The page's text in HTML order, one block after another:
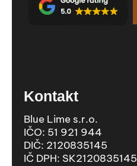
Kontakt
Blue Lime s.r.o.
IČO: 51 921 944
DIČ: 2120835145
IČ DPH: SK2120835145